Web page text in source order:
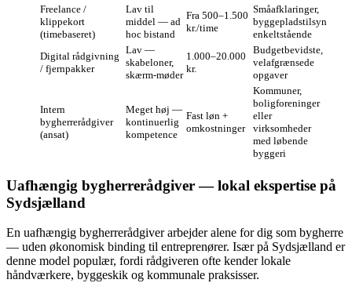
Freelance /
klippekort
(timebaseret)
Lav til
middel — ad
hoc bistand
Fra 500–1.500
kr./time
Småafklaringer,
byggepladstilsyn
enkeltstående
Digital rådgivning
/ fjernpakker
Lav —
skabeloner,
skærm‑møder
1.000–20.000
kr.
Budgetbevidste,
velafgrænsede
opgaver
Intern
bygherrerådgiver
(ansat)
Meget høj —
kontinuerlig
kompetence
Fast løn +
omkostninger
Kommuner,
boligforeninger
eller
virksomheder
med løbende
byggeri
Uafhængig bygherrerådgiver — lokal ekspertise på
Sydsjælland
En uafhængig bygherrerådgiver arbejder alene for dig som bygherre
— uden økonomisk binding til entreprenører. Især på Sydsjælland er
denne model populær, fordi rådgiveren ofte kender lokale
håndværkere, byggeskik og kommunale praksisser.